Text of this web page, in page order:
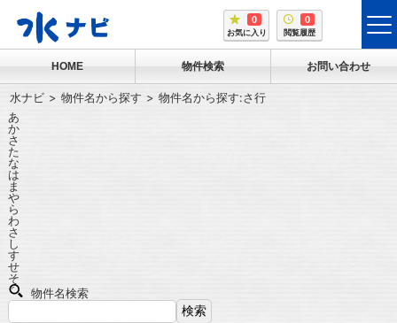
0
お気に入り
0
閲覧履歴
HOME 物件検索 お問い合わせ
水ナビ 物件名から探す
物件名から探す:さ行
あ
か
さ
た
な
は
ま
や
ら
わ
さ
し
す
せ
そ
物件名検索